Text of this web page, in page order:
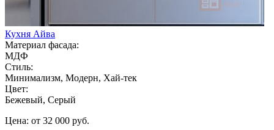
Кухня Айва
Материал фасада:
МДФ
Стиль:
Минимализм, Модерн, Хай-тек
Цвет:
Бежевый, Серый
Цена: от 32 000 руб.